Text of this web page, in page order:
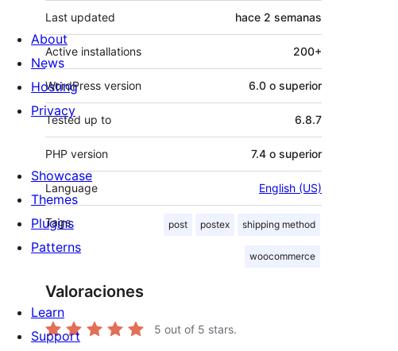
Last updated hace 2 semanas
Active installations 200+
WordPress version 6.0 o superior
Tested up to 6.8.7
PHP version 7.4 o superior
Language English (US)
Tags post postex shipping method
woocommerce
Valoraciones
5 out of 5 stars.
About
News
Hosting
Privacy
Showcase
Themes
Plugins
Patterns
Learn
Support